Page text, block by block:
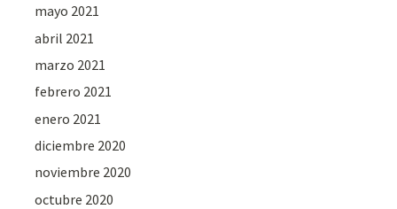
mayo 2021
abril 2021
marzo 2021
febrero 2021
enero 2021
diciembre 2020
noviembre 2020
octubre 2020